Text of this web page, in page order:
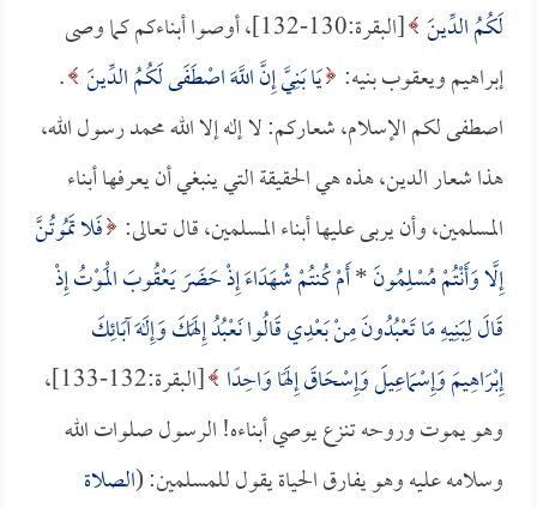
لَكُمُ الدِّينَ
[البقرة:130-132]، أوصوا أبناءكم كما وصى
إبراهيم ويعقوب بنيه: يَا بَنِيَّ إِنَّ اللَّهَ اصْطَفَى لَكُمُ الدِّينَ .
اصطفى لكم الإسلام، شعاركم: لا إله إلا الله محمد رسول الله،
هذا شعار الدين، هذه هي الحقيقة التي ينبغي أن يعرفها أبناء
المسلمين، وأن يربى عليها أبناء المسلمين، قال تعالى: فَلا تَمُوتُنَّ
إِلَّا وَأَنْتُمْ مُسْلِمُونَ*أَمْ كُنتُمْ شُهَدَاءَ إِذْ حَضَرَ يَعْقُوبَ الْمَوْتُ إِذْ
قَالَ لِبَنِيهِ مَا تَعْبُدُونَ مِنْ بَعْدِي قَالُوا نَعْبُدُ إِلَهَكَ وَإِلَهَ آبَائِكَ
إِبْرَاهِيمَ وَإِسْمَاعِيلَ وَإِسْحَاقَ إِلَهًا وَاحِدًا
[البقرة:132-133]،
وهو يموت وروحه تنزع يوصي أبناءه! الرسول صلوات الله
وسلامه عليه وهو يفارق الحياة يقول للمسلمين: (الصلاة